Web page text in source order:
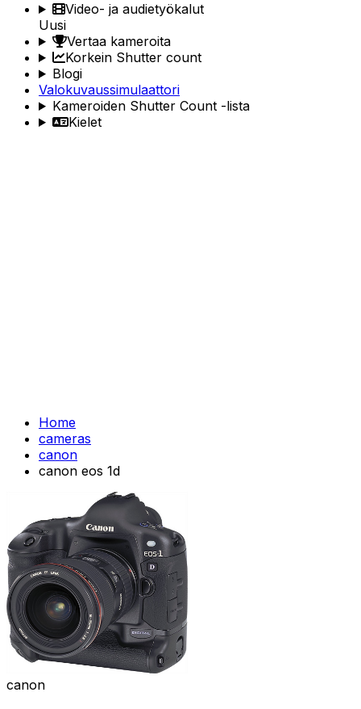
Video- ja audietyökalut
Uusi
Vertaa kameroita
Korkein Shutter count
Blogi
Valokuvaussimulaattori
Kameroiden Shutter Count -lista
Kielet
Home
cameras
canon
canon eos 1d
canon